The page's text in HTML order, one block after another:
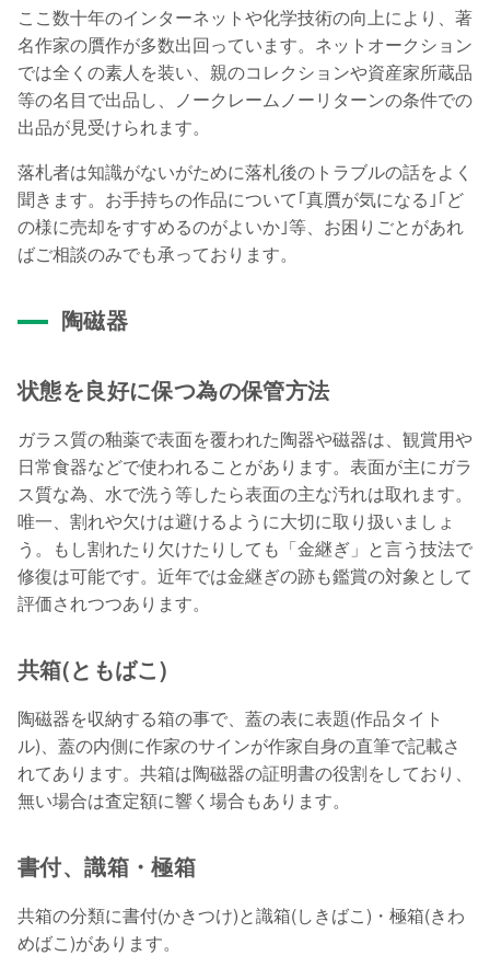
ここ数十年のインターネットや化学技術の向上により、著
名作家の贋作が多数出回っています。ネットオークション
では全くの素人を装い、親のコレクションや資産家所蔵品
等の名目で出品し、ノークレームノーリターンの条件での
出品が見受けられます。
落札者は知識がないがために落札後のトラブルの話をよく
聞きます。お手持ちの作品について｢真贋が気になる｣｢ど
の様に売却をすすめるのがよいか｣等、お困りごとがあれ
ばご相談のみでも承っております。
陶磁器
状態を良好に保つ為の保管方法
ガラス質の釉薬で表面を覆われた陶器や磁器は、観賞用や
日常食器などで使われることがあります。表面が主にガラ
ス質な為、水で洗う等したら表面の主な汚れは取れます。
唯一、割れや欠けは避けるように大切に取り扱いましょ
う。もし割れたり欠けたりしても「金継ぎ」と言う技法で
修復は可能です。近年では金継ぎの跡も鑑賞の対象として
評価されつつあります。
共箱(ともばこ)
陶磁器を収納する箱の事で、蓋の表に表題(作品タイト
ル)、蓋の内側に作家のサインが作家自身の直筆で記載さ
れてあります。共箱は陶磁器の証明書の役割をしており、
無い場合は査定額に響く場合もあります。
書付、識箱・極箱
共箱の分類に書付(かきつけ)と識箱(しきばこ)・極箱(きわ
めばこ)があります。